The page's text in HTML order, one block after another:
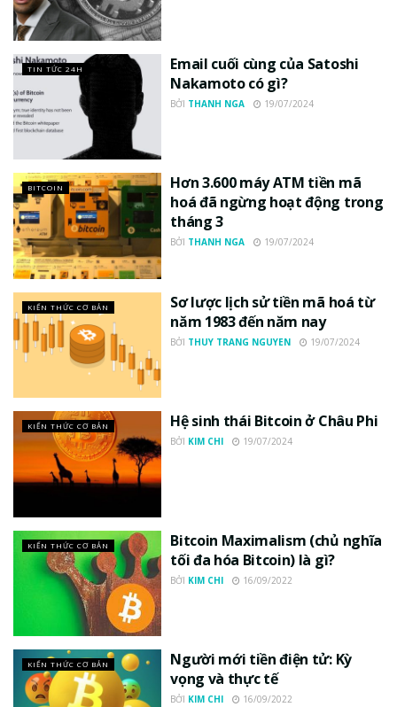
TIN TỨC 24H
Email cuối cùng của Satoshi
Nakamoto có gì?
BỞI THANH NGA 19/07/2024
BITCOIN
Hơn 3.600 máy ATM tiền mã
hoá đã ngừng hoạt động trong
tháng 3
BỞI THANH NGA 19/07/2024
KIẾN THỨC CƠ BẢN
Sơ lược lịch sử tiền mã hoá từ
năm 1983 đến năm nay
BỞI THUY TRANG NGUYEN 19/07/2024
KIẾN THỨC CƠ BẢN Hệ sinh thái Bitcoin ở Châu Phi
BỞI KIM CHI 19/07/2024
KIẾN THỨC CƠ BẢN
Bitcoin Maximalism (chủ nghĩa
tối đa hóa Bitcoin) là gì?
BỞI KIM CHI 16/09/2022
KIẾN THỨC CƠ BẢN
Người mới tiền điện tử: Kỳ
vọng và thực tế
BỞI KIM CHI 16/09/2022